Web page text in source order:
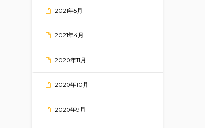
2021年5月
2021年4月
2020年11月
2020年10月
2020年9月